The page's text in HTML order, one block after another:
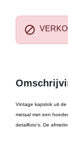

Vintage kapstok uit de
metaal met een
detailfoto's. De